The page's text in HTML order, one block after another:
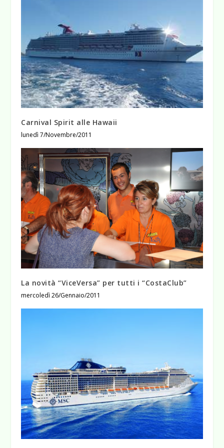
Carnival Spirit alle Hawaii
lunedì 7/Novembre/2011
La novità “ViceVersa” per tutti i “CostaClub”
mercoledì 26/Gennaio/2011